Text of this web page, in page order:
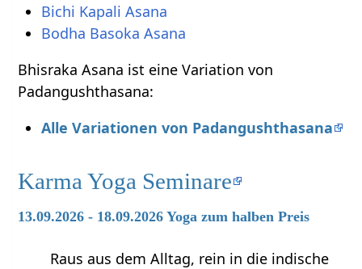
Bichi Kapali Asana
Bodha Basoka Asana
Bhisraka Asana ist eine Variation von
Padangushthasana:
Alle Variationen von Padangushthasana
Karma Yoga Seminare
13.09.2026 - 18.09.2026 Yoga zum halben Preis
Raus aus dem Alltag, rein in die indische